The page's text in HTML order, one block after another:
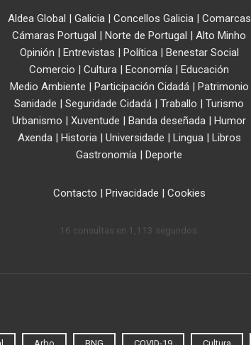
Aldea Global Galicia| Concellos Galicia| Comarcas
Cámaras Portugal
Norte de Portugal
Alto Minho
Opinión
Entrevistas Política|
Benestar Social
Comercio
Cultura Economía
Educación
Medio Ambiente
Participación Cidadá|
Patrimonio
Sanidade
Seguridade Cidadá Traballo
Turismo
Urbanismo
Xuventude Banda deseñada
Humor
Axenda| Historia| Universidade Lingua|
Libros
Gastronomía
Deporte
Contacto Privacidade Cookies
16 consultas en 1,113 segundos.